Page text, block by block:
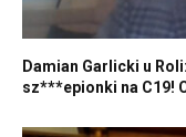
Damian Garlicki u
sz***epionki na C19!